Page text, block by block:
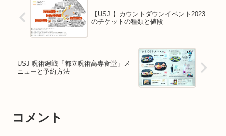
【USJ 】カウントダウンイベント2023
のチケットの種類と値段
USJ 呪術廻戦「都立呪術高専食堂」メ
ニューと予約方法
コメント